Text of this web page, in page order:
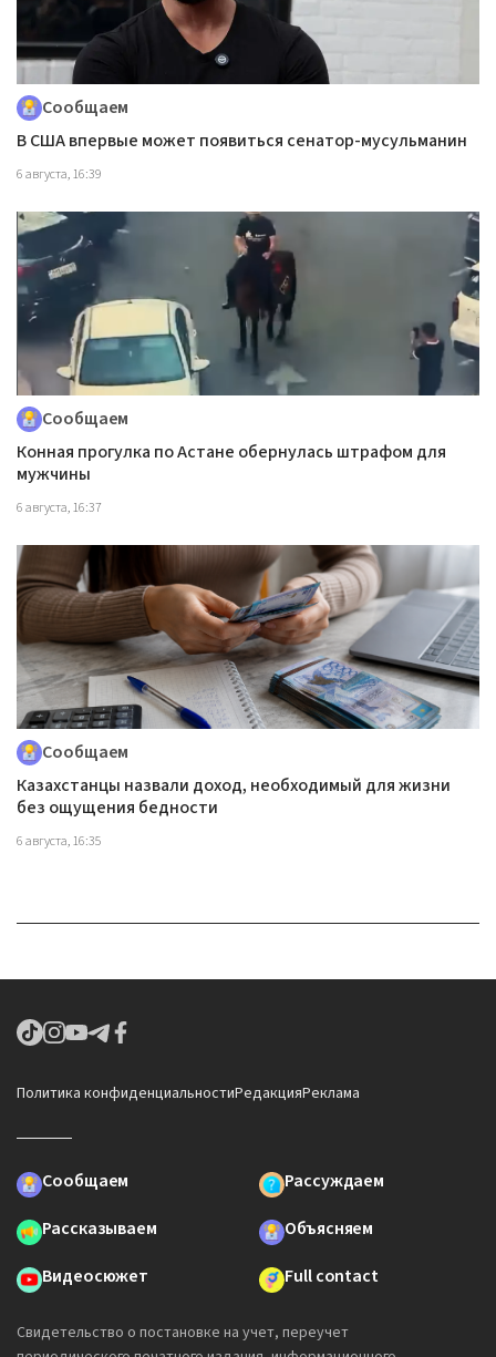
Сообщаем
В США впервые может появиться сенатор-мусульманин
6 августа, 16:39
Сообщаем
Конная прогулка по Астане обернулась штрафом для
мужчины
6 августа, 16:37
Сообщаем
Казахстанцы назвали доход, необходимый для жизни
без ощущения бедности
6 августа, 16:35
Политика конфиденциальностиРедакцияРеклама
Сообщаем
Рассуждаем
Рассказываем
Объясняем
Видеосюжет
Full contact
Свидетельство о постановке на учет, переучет